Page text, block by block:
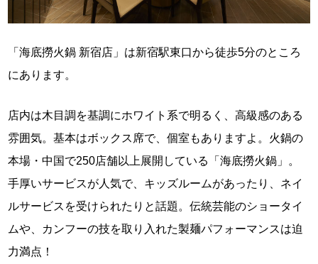
「海底撈火鍋 新宿店」は新宿駅東口から徒歩5分のところ
にあります。
店内は木目調を基調にホワイト系で明るく、高級感のある
雰囲気。基本はボックス席で、個室もありますよ。火鍋の
本場・中国で250店舗以上展開している「海底撈火鍋」。
手厚いサービスが人気で、キッズルームがあったり、ネイ
ルサービスを受けられたりと話題。伝統芸能のショータイ
ムや、カンフーの技を取り入れた製麺パフォーマンスは迫
力満点！